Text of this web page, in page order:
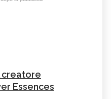
creatore
Essences